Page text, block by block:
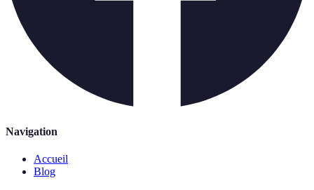
Navigation
Accueil
Blog